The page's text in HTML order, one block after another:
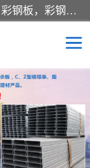
郑州鑫纵建材有限公司供应阳光板，彩钢板，彩钢钢构工程是一家集生产销售租赁安装于一体的企业，主要生产PC采光板，耐力板，仿古琉璃采光板，岩棉板、彩钢压型板、镀锌压型板、桁架楼承板，C、Z型钢檩条、围挡板、轻钢结构，阳光温室大棚等新型建材产品。公司旗下有多台移动式高空压瓦机租赁，承接全国各地业务，专业对外租赁各种型号压瓦机。
树脂仿古瓦
板